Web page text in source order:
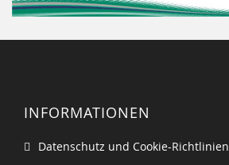
INFORMATIONEN
Datenschutz und Cookie-Richtlinien